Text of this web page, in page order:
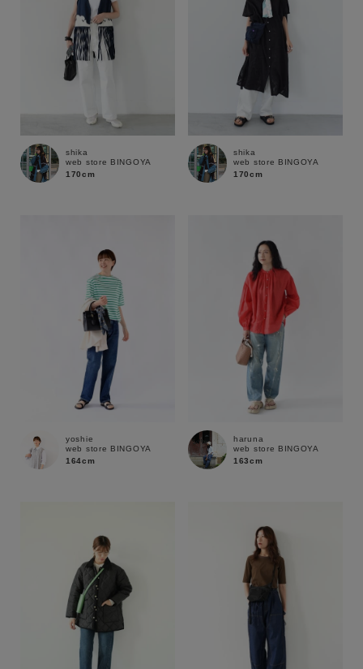
カテゴリ
ブランド
shika
web store BINGOYA
170cm
shika
web store BINGOYA
170cm
yoshie
web store BINGOYA
164cm
haruna
web store BINGOYA
163cm